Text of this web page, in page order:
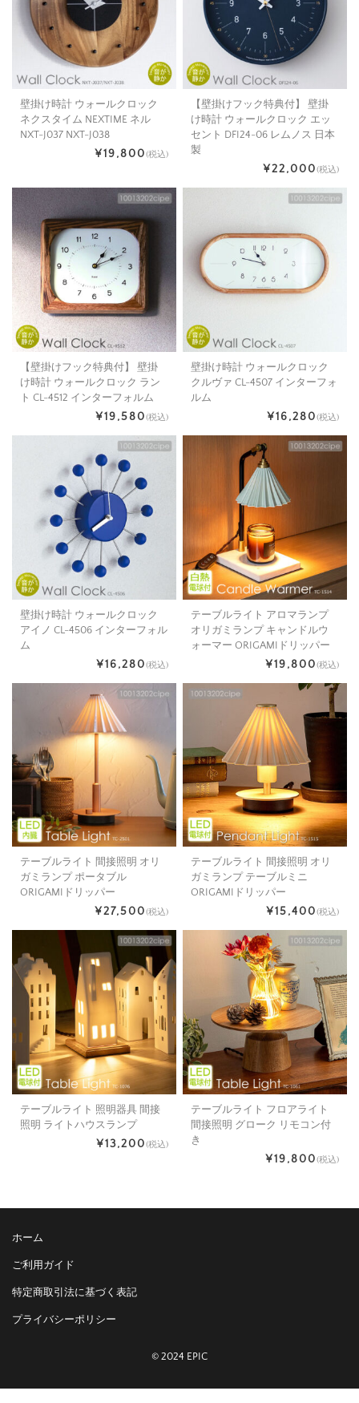
壁掛け時計 ウォールクロック
ネクスタイム NEXTIME ネル
NXT-J037 NXT-J038
¥19,800(税込)
【壁掛けフック特典付】 壁掛
け時計 ウォールクロック エッ
セント DFI24-06 レムノス 日本
製
¥22,000(税込)
【壁掛けフック特典付】 壁掛
け時計 ウォールクロック ラン
ト CL-4512 インターフォルム
¥19,580(税込)
壁掛け時計 ウォールクロック
クルヴァ CL-4507 インターフォ
ルム
¥16,280(税込)
壁掛け時計 ウォールクロック
アイノ CL-4506 インターフォル
ム
¥16,280(税込)
テーブルライト アロマランプ
オリガミランプ キャンドルウ
ォーマー ORIGAMIドリッパー
¥19,800(税込)
テーブルライト 間接照明 オリ
ガミランプ ポータブル
ORIGAMIドリッパー
¥27,500(税込)
テーブルライト 間接照明 オリ
ガミランプ テーブルミニ
ORIGAMIドリッパー
¥15,400(税込)
テーブルライト 照明器具 間接
照明 ライトハウスランプ
¥13,200(税込)
テーブルライト フロアライト
間接照明 グローク リモコン付
き
¥19,800(税込)
ホーム
ご利用ガイド
特定商取引法に基づく表記
プライバシーポリシー
© 2024 EPIC